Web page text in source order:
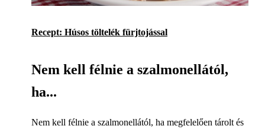
Recept: Húsos töltelék fürjtojással
Nem kell félnie a szalmonellától,
ha...
Nem kell félnie a szalmonellától, ha megfelelően tárolt és